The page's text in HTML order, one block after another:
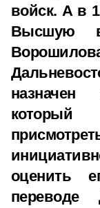
войск. А в
Высшую
оценить
переводе